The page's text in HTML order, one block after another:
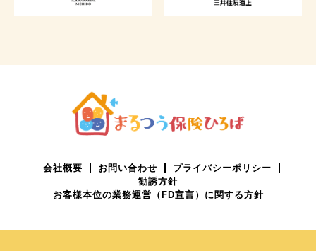
会社概要 お問い合わせ
プライバシーポリシー
勧誘方針
お客様本位の業務運営（FD宣言）に関する方針